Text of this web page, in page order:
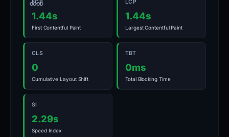
GOOD
FCP
1.44s
First Contentful Paint
LCP
1.44s
Largest Contentful Paint
CLS
0
Cumulative Layout Shift
TBT
0ms
Total Blocking Time
SI
2.29s
Speed Index